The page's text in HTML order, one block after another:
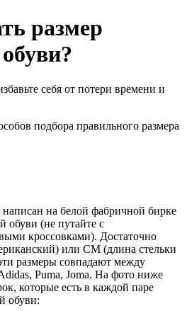
размер
себя от потери времени и
подбора правильного размера
на белой фабричной бирке
обуви (не путайте с
кроссовками). Достаточно
или СМ (длина стельки
размеры совпадают между
Puma, Joma. На фото ниже
которые есть в каждой паре
обуви: